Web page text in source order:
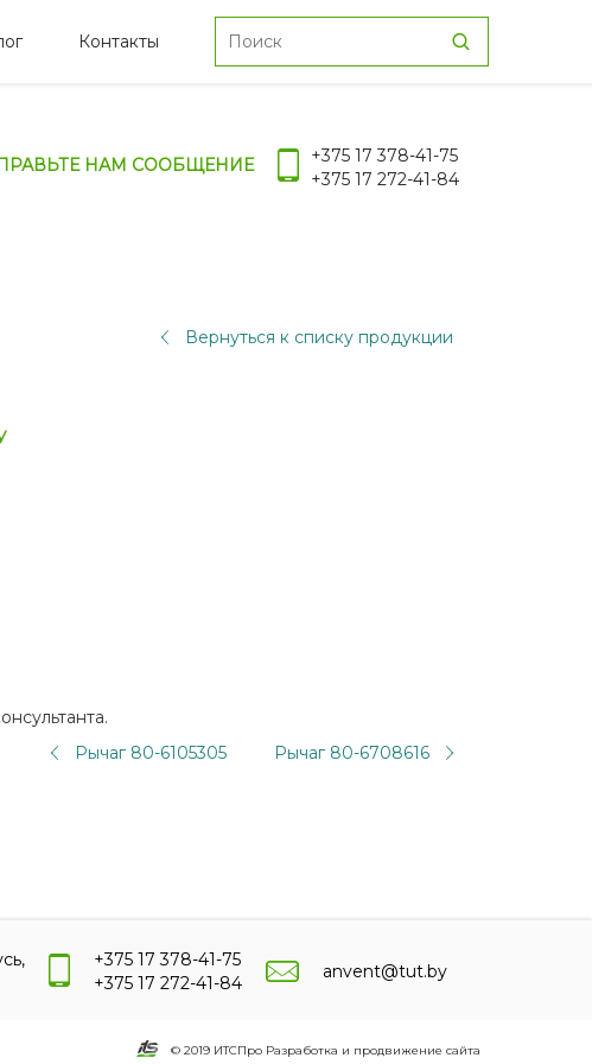
Контакты
НАМ СООБЩЕНИЕ
+375 17 378-41-75
+375 17 272-41-84
Вернуться к списку продукции
Рычаг 80-6105305
Рычаг 80-6708616
+375 17 378-41-75
+375 17 272-41-84
anvent@tut.by
© 2019 ИТСПро Разработка и продвижение сайта